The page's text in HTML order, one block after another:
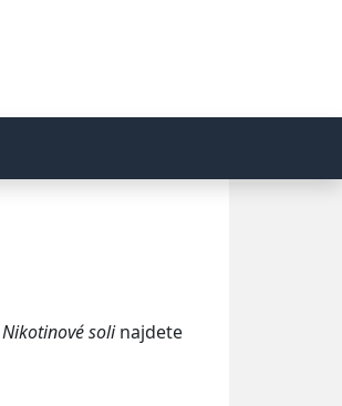
Nikotinové solinajdete